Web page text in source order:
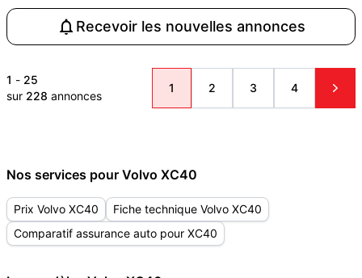
Recevoir les nouvelles annonces
1 - 25
sur 228 annonces
1 2 3 4
Nos services pour Volvo XC40
Prix Volvo XC40
Fiche technique Volvo XC40
Comparatif assurance auto pour XC40